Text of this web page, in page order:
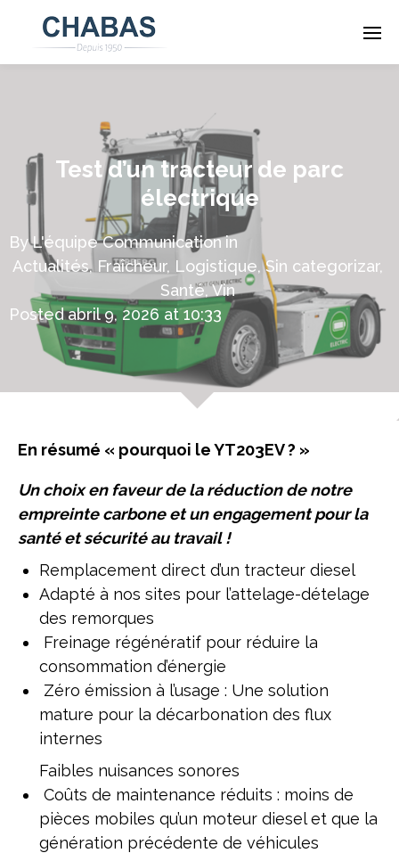
Test d’un tracteur de parc
électrique
ByL'équipe Communicationin
Actualités, Fraîcheur, Logistique,Sin categorizar,
Santé,Vin
Postedabril 9, 2026 at 10:33
En résumé « pourquoi le YT203EV ? »
Un choix en faveur de la réduction de notre
empreinte carbone et un engagement pour la
santé et sécurité au travail !
Remplacement direct d’un tracteur diesel
Adapté à nos sites pour l’attelage-dételage
des remorques
Freinage régénératif pour réduire la
consommation d’énergie
Zéro émission à l’usage : Une solution
mature pour la décarbonation des flux
internes
Faibles nuisances sonores
Coûts de maintenance réduits : moins de
pièces mobiles qu’un moteur diesel et que la
génération précédente de véhicules